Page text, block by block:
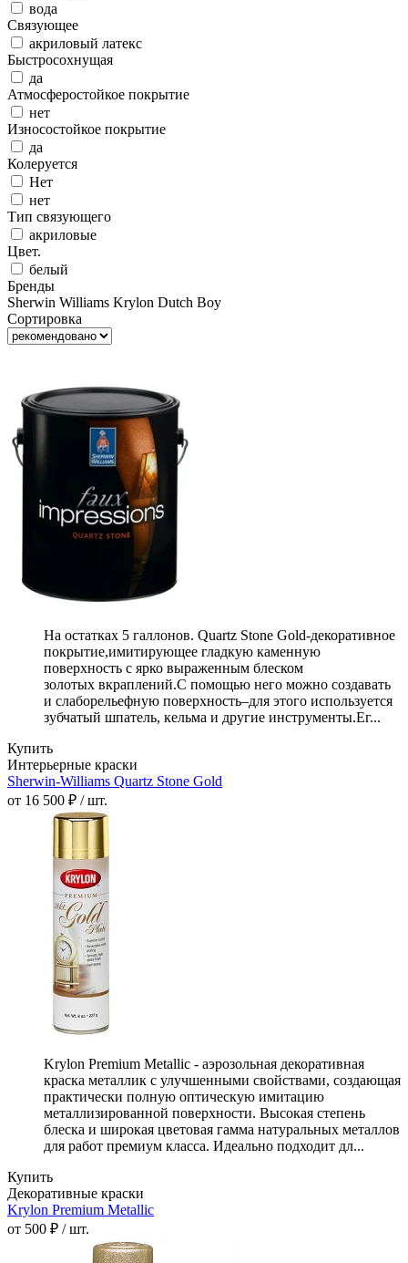
вода
Связующее
акриловый латекс
Быстросохнущая
да
Атмосферостойкое покрытие
нет
Износостойкое покрытие
да
Колеруется
Нет
нет
Тип связующего
акриловые
Цвет.
белый
Бренды
Sherwin Williams Krylon Dutch Boy
Сортировка
На остатках 5 галлонов. Quartz Stone Gold-декоративное
покрытие,имитирующее гладкую каменную
поверхность с ярко выраженным блеском
золотых вкраплений.С помощью него можно создавать
и слаборельефную поверхность–для этого используется
зубчатый шпатель, кельма и другие инструменты.Ег...
Купить
Интерьерные краски
Sherwin-Williams Quartz Stone Gold
от 16 500 ₽ / шт.
Krylon Premium Metallic - аэрозольная декоративная
краска металлик с улучшенными свойствами, создающая
практически полную оптическую имитацию
металлизированной поверхности. Высокая степень
блеска и широкая цветовая гамма натуральных металлов
для работ премиум класса. Идеально подходит дл...
Купить
Декоративные краски
Krylon Premium Metallic
от 500 ₽ / шт.